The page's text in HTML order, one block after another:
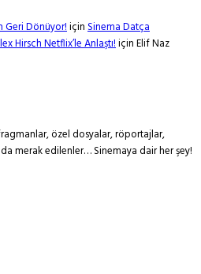
Geri Dönüyor!içinSinema Datça
Hirsch Netflix’le Anlaştı!içinElif Naz
özel dosyalar, röportajlar,
merak edilenler… Sinemaya dair her şey!